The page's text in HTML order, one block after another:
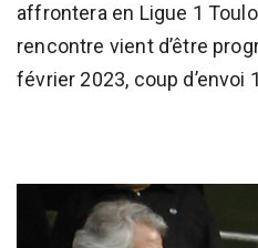
affrontera en Ligue 1
rencontre vient d’être
février 2023, coup d’envoi